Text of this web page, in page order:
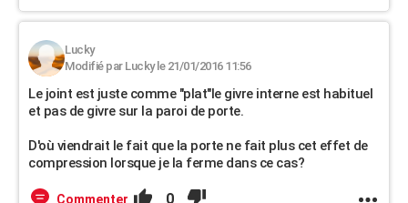
Lucky
Modifié par Lucky le 21/01/2016 11:56
Le joint est juste comme "plat"le givre interne est habituel
et pas de givre sur la paroi de porte.
D'où viendrait le fait que la porte ne fait plus cet effet de
compression lorsque je la ferme dans ce cas?
Commenter 0